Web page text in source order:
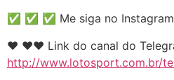
✅ ✅ ✅ Me siga no
❤️️ ❤️️❤️️ Link do canal do
http://www.lotosport.com.br/